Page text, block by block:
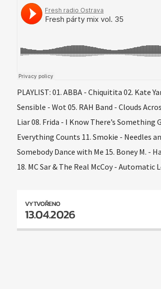
PLAYLIST: 01. ABBA - Chiquitita 02. Kate
Sensible - Wot 05. RAH Band - Clouds
Liar 08. Frida - I Know There’s
Everything Counts 11. Smokie - Needles
Somebody Dance with Me 15. Boney M. -
18. MC Sar & The Real McCoy - Automatic
VYTVOŘENO
13.04.2026